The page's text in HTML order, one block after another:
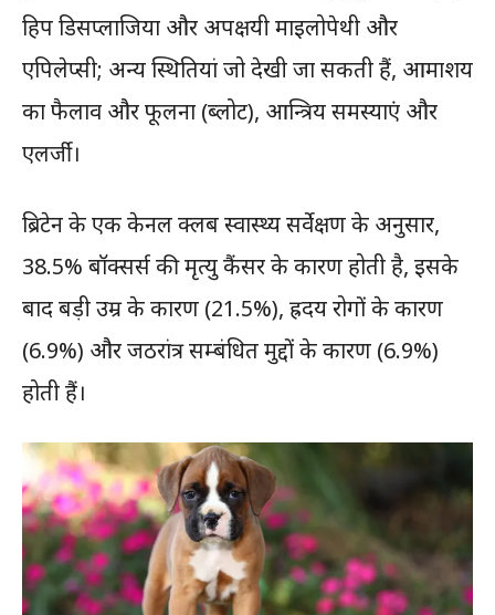
हिप डिसप्लाजिया और अपक्षयी माइलोपेथी और
एपिलेप्सी; अन्य स्थितियां जो देखी जा सकती हैं, आमाशय
का फैलाव और फूलना (ब्लोट), आन्त्रिय समस्याएं और
एलर्जी।
ब्रिटेन के एक केनल क्लब स्वास्थ्य सर्वेक्षण के अनुसार,
38.5% बॉक्सर्स की मृत्यु कैंसर के कारण होती है, इसके
बाद बड़ी उम्र के कारण (21.5%), ह्रदय रोगों के कारण
(6.9%) और जठरांत्र सम्बंधित मुद्दों के कारण (6.9%)
होती हैं।